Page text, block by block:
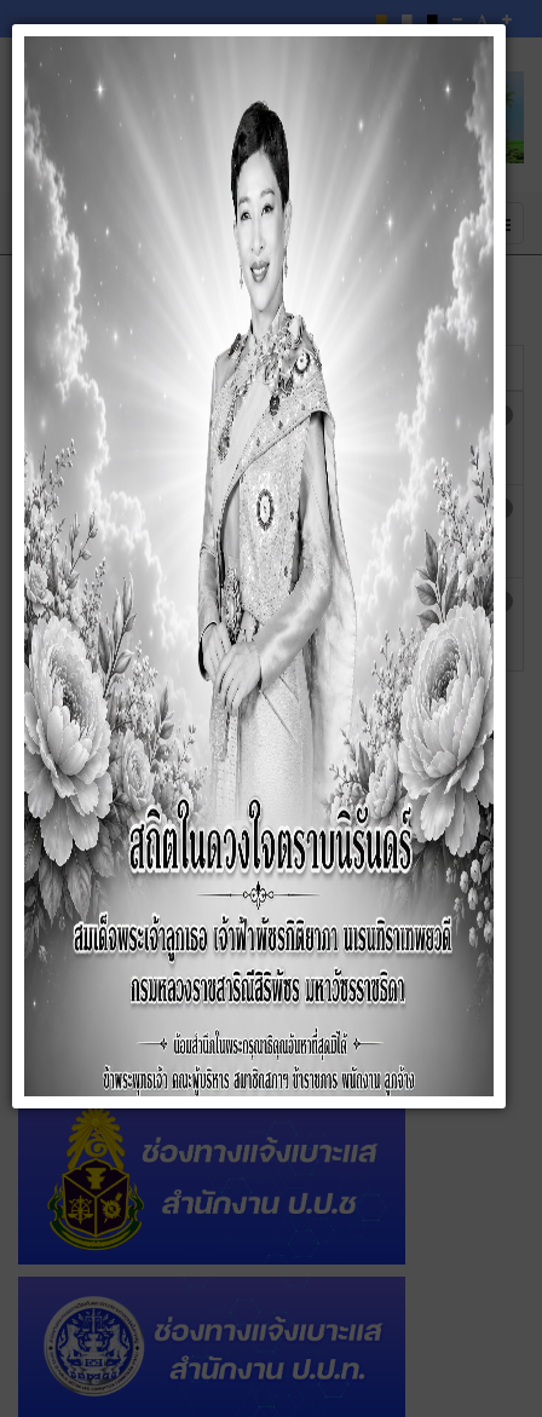
แสดง
#
ชื่อ
ผู้เขียน
แผนพัฒนาท้องถิ่นองค์การบริหารส่วนตำบลละเวี้ย
(พ.ศ.2566-2570) เพิ่มเติม ครั้ง 2/2567
เขียน
โดย สุ
ฮิต: 1136
แผนพัฒนาท้องถิ่นองค์การบริหารส่วนตำบลละเวี้ย
(พ.ศ.2566-2570) แก้ไข ครั้งที่ 2/2566
เขียน
โดย สุ
กัญญา
ฮิต: 1484
แผนพัฒนาท้องถิ่นองค์การบริหารส่วนตำบลละเวี้ย
(พ.ศ.2566-2570) ทบทวน เพิ่มเติม เปลี่ยนแปลง
และแก้ไข ครั้งที่ 1/2566
โดย สุ
กัญญา
ฮิต: 1673